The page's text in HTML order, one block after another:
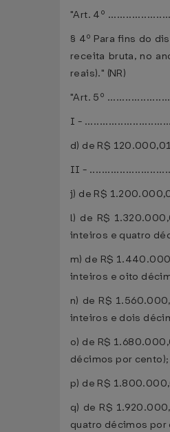
"Art. 4º
§ 4º Para fins do
receita bruta, no
reais)." (NR)
"Art. 5º
I -
d) de R$
II -
j) de R$
l) de R$
inteiros e quatro
m) de R$
inteiros e oito
n) de R$
inteiros e dois
o) de R$
décimos por cento);
p) de R$
q) de R$
quatro décimos por